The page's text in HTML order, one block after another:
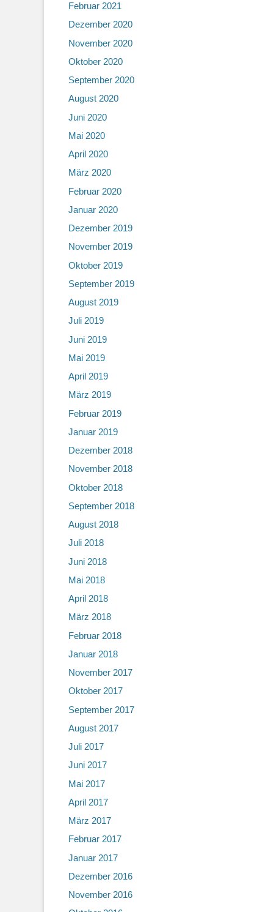
Februar 2021
Dezember 2020
November 2020
Oktober 2020
September 2020
August 2020
Juni 2020
Mai 2020
April 2020
März 2020
Februar 2020
Januar 2020
Dezember 2019
November 2019
Oktober 2019
September 2019
August 2019
Juli 2019
Juni 2019
Mai 2019
April 2019
März 2019
Februar 2019
Januar 2019
Dezember 2018
November 2018
Oktober 2018
September 2018
August 2018
Juli 2018
Juni 2018
Mai 2018
April 2018
März 2018
Februar 2018
Januar 2018
November 2017
Oktober 2017
September 2017
August 2017
Juli 2017
Juni 2017
Mai 2017
April 2017
März 2017
Februar 2017
Januar 2017
Dezember 2016
November 2016